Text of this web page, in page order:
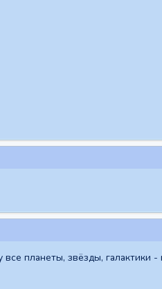
планеты, звёзды, галактики